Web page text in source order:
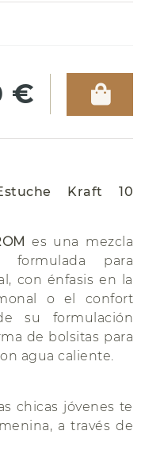
€
Kraft 10
es una mezcla
formulada para
con énfasis en la
o el confort
su formulación
de bolsitas para
agua caliente.
chicas jóvenes te
a través de